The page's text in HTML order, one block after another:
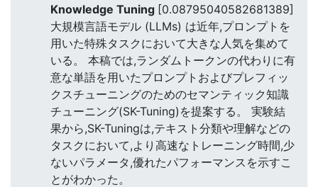
Knowledge Tuning [0.08795040582681389]
大規模言語モデル (LLMs) は近年,プロンプトを
用いた特殊タスクにおいて大きな人気を集めて
いる。 本稿では,ランダムトークンの代わりに有
意な単語を用いたプロンプトおよびプレフィッ
クスチューニングのためのセマンティック知識
チューニング(SK-Tuning)を提案する。 実験結
果から,SK-Tuningは,テキスト分類や理解などの
タスクにおいて,より高速なトレーニング時間,少
ないパラメータ,優れたパフォーマンスを示すこ
とがわかった。